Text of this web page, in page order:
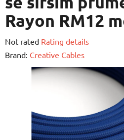
Rayon RM12
The
average
product
Not rated Rating details
Brand: Creative Cables